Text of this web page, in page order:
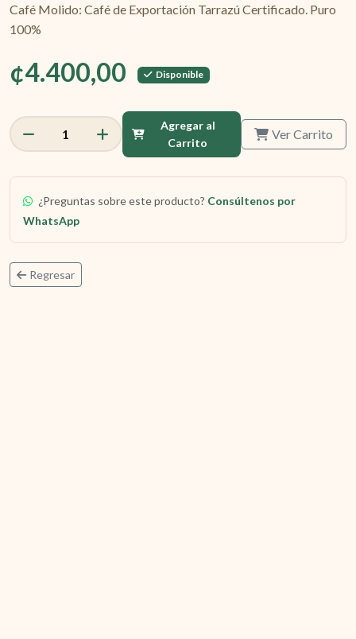
Café Molido: Café de Exportación Tarrazú Certificado. Puro
100%
¢4.400,00 Disponible
1
Agregar al
Carrito
Ver Carrito
¿Preguntas sobre este producto? Consúltenos por
WhatsApp
Regresar